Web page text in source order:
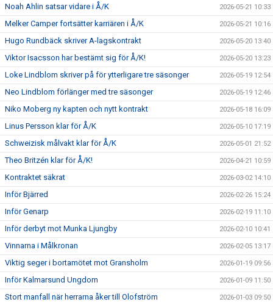
Noah Ahlin satsar vidare i Å/K 2026-05-21 10:33
Melker Camper fortsätter karriären i Å/K 2026-05-21 10:16
Hugo Rundbäck skriver A-lagskontrakt 2026-05-20 13:40
Viktor Isacsson har bestämt sig för Å/K! 2026-05-20 13:23
Loke Lindblom skriver på för ytterligare tre säsonger 2026-05-19 12:54
Neo Lindblom förlänger med tre säsonger 2026-05-19 12:46
Niko Moberg ny kapten och nytt kontrakt 2026-05-18 16:09
Linus Persson klar för Å/K 2026-05-10 17:19
Schweizisk målvakt klar för Å/K 2026-05-01 21:52
Theo Britzén klar för Å/K! 2026-04-21 10:59
Kontraktet säkrat 2026-03-02 14:10
Inför Bjärred 2026-02-26 15:24
Inför Genarp 2026-02-19 11:10
Inför derbyt mot Munka Ljungby 2026-02-10 10:41
Vinnarna i Målkronan 2026-02-05 13:17
Viktig seger i bortamötet mot Gransholm 2026-01-19 09:56
Inför Kalmarsund Ungdom 2026-01-09 11:50
Stort manfall när herrarna åker till Olofström 2026-01-03 09:50